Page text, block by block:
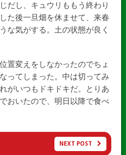
だし、キュウリももう終わり
た後一旦畑を休ませて、来春
な気がする。土の状態が良く
置変えをしなかったのでちょ
ってしまった。中は切ってみ
がいつもドキドキだ。とりあ
おいたので、明日以降で食べ
NEXT POST